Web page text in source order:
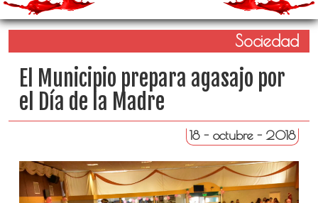
Sociedad
El Municipio prepara agasajo por
el Día de la Madre
18 - octubre - 2018